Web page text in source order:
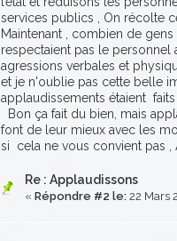
services publics , On récolte
Maintenant , combien de
respectaient pas le
agressions verbales et
et je n'oublie pas cette belle
applaudissements étaient
Bon ça fait du bien, mais
font de leur mieux avec les
si cela ne vous convient pas ,
Re : Applaudissons
« Répondre #2 le: 22 Mars